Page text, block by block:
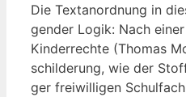
Die Text­an­ord­nung in
gen­der Logik: Nach
Kin­der­rech­te (Tho­mas
schil­de­rung, wie der
ger frei­wil­li­gen Schul­fach